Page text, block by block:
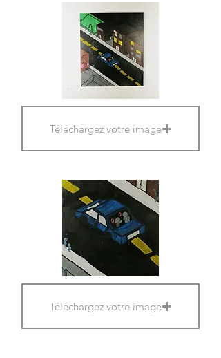
Téléchargez votre image
Téléchargez votre image